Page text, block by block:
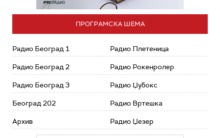
ПРОГРАМСКА ШЕМА
Радио Београд 1
Радио Београд 2
Радио Београд 3
Београд 202
Архив
Радио Плетеница
Радио Рокенролер
Радио Џубокс
Радио Вртешка
Радио Џезер